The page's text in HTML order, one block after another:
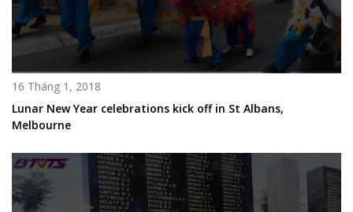
16 Tháng 1, 2018
Lunar New Year celebrations kick off in St Albans,
Melbourne